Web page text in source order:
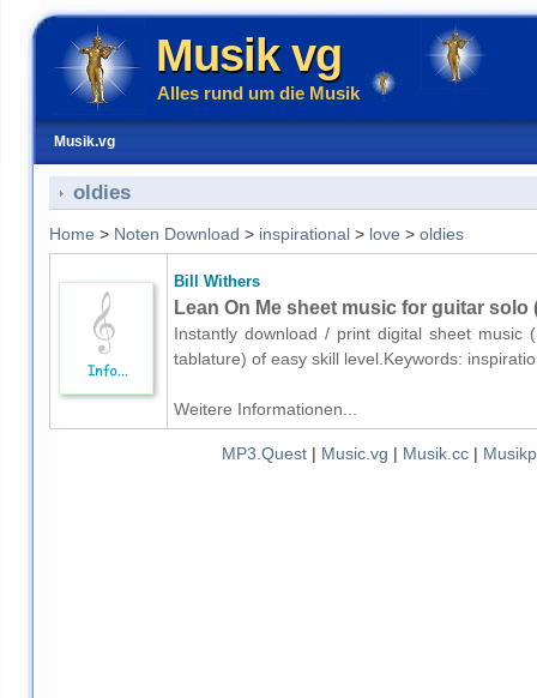
Musik vg
Alles rund um die Musik
Musik.vg
oldies
Home > Noten Download > inspirational> love > oldies
Bill Withers
Lean On Me sheet music for guitar solo
Instantly download / print digital sheet
tablature) of easy skill level.Keywords:
Weitere Informationen...
MP3.Quest| Music.vg | Musik.cc|